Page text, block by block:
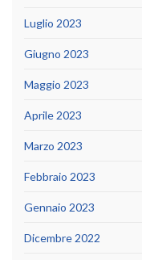
Luglio 2023
Giugno 2023
Maggio 2023
Aprile 2023
Marzo 2023
Febbraio 2023
Gennaio 2023
Dicembre 2022